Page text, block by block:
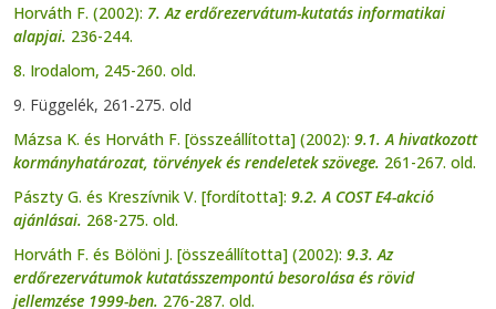
Horváth F. (2002): 7. Az erdőrezervátum-kutatás informatikai
alapjai. 236-244.
8. Irodalom, 245-260. old.
9. Függelék, 261-275. old
Mázsa K. és Horváth F. [összeállította] (2002): 9.1. A hivatkozott
kormányhatározat, törvények és rendeletek szövege. 261-267. old.
Pászty G. és Kreszívnik V. [fordította]: 9.2. A COST E4-akció
ajánlásai. 268-275. old.
Horváth F. és Bölöni J. [összeállította] (2002): 9.3. Az
erdőrezervátumok kutatásszempontú besorolása és rövid
jellemzése 1999-ben. 276-287. old.